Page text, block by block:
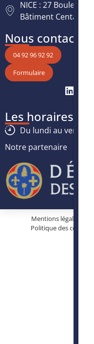
NICE : 27 Boulevard
Bâtiment Centaure,
Nous contacter
04 92 96 92 92
Formulaire
Les horaires
Du lundi au
Notre partenaire
Mentions légales
Politique des cookies